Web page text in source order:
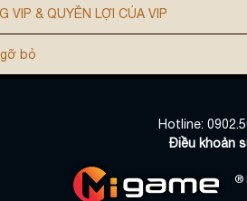
VIP & QUYỀN LỢI CỦA VIP
bỏ
Hotline:
Điều khoản
®